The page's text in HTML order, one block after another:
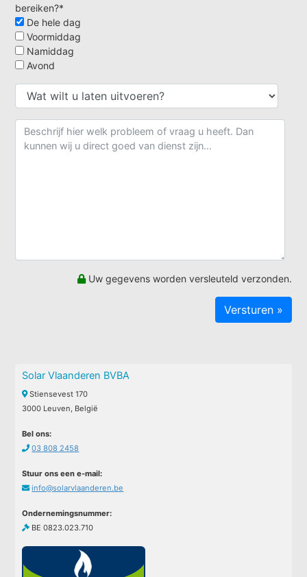
bereiken?*
De hele dag
Voormiddag
Namiddag
Avond
Uw gegevens worden versleuteld verzonden.
Solar Vlaanderen BVBA
Stiensevest 170
3000 Leuven, België
Bel ons:
03 808 2458
Stuur ons een e-mail:
info@solarvlaanderen.be
Ondernemingsnummer:
BE 0823.023.710